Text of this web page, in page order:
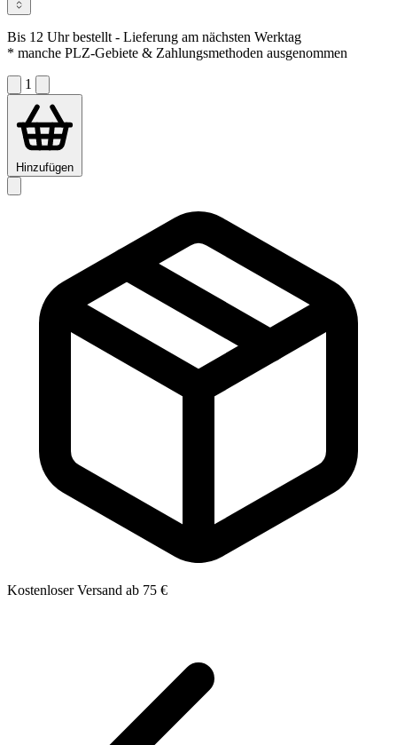
Bis 12 Uhr bestellt- Lieferung am nächsten Werktag
* manche PLZ-Gebiete & Zahlungsmethoden ausgenommen
1
Hinzufügen
Kostenloser Versand ab 75 €